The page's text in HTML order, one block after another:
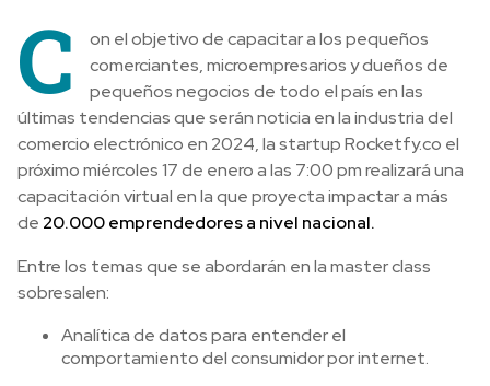
C
on el objetivo de capacitar a los pequeños
comerciantes, microempresarios y dueños de
pequeños negocios de todo el país en las
últimas tendencias que serán noticia en la industria del
comercio electrónico en 2024, la startup Rocketfy.co el
próximo miércoles 17 de enero a las 7:00 pm realizará una
capacitación virtual en la que proyecta impactar a más
de 20.000 emprendedores a nivel nacional.
Entre los temas que se abordarán en la master class
sobresalen:
Analítica de datos para entender el
comportamiento del consumidor por internet.